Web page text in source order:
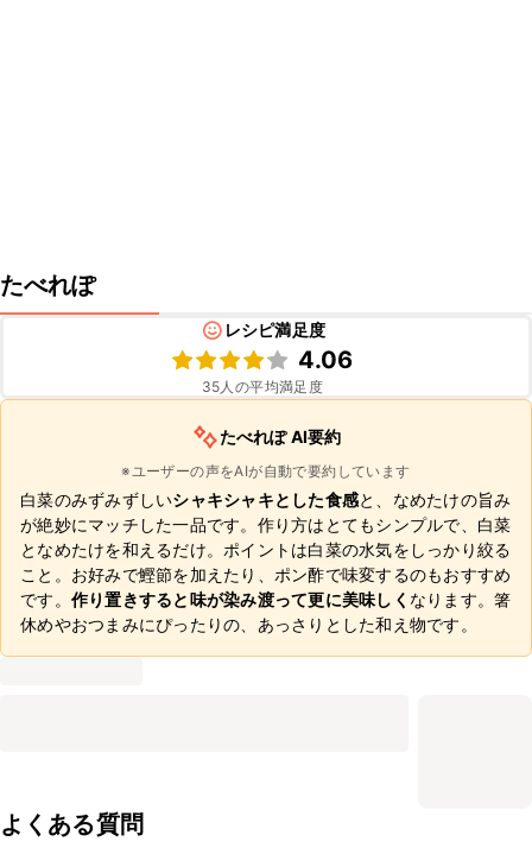
たべれぽ
レシピ満足度
4.06
35人の平均満足度
たべれぽ AI要約
※ユーザーの声をAIが自動で要約しています
白菜のみずみずしいシャキシャキとした食感と、なめたけの旨み
が絶妙にマッチした一品です。作り方はとてもシンプルで、白菜
となめたけを和えるだけ。ポイントは白菜の水気をしっかり絞る
こと。お好みで鰹節を加えたり、ポン酢で味変するのもおすすめ
です。 作り置きすると味が染み渡って更に美味しく なります。箸
休めやおつまみにぴったりの、あっさりとした和え物です。
よくある質問